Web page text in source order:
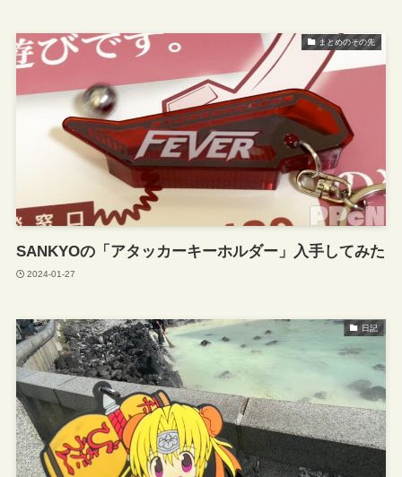
まとめのその先
SANKYOの「アタッカーキーホルダー」入手してみた
2024-01-27
日記